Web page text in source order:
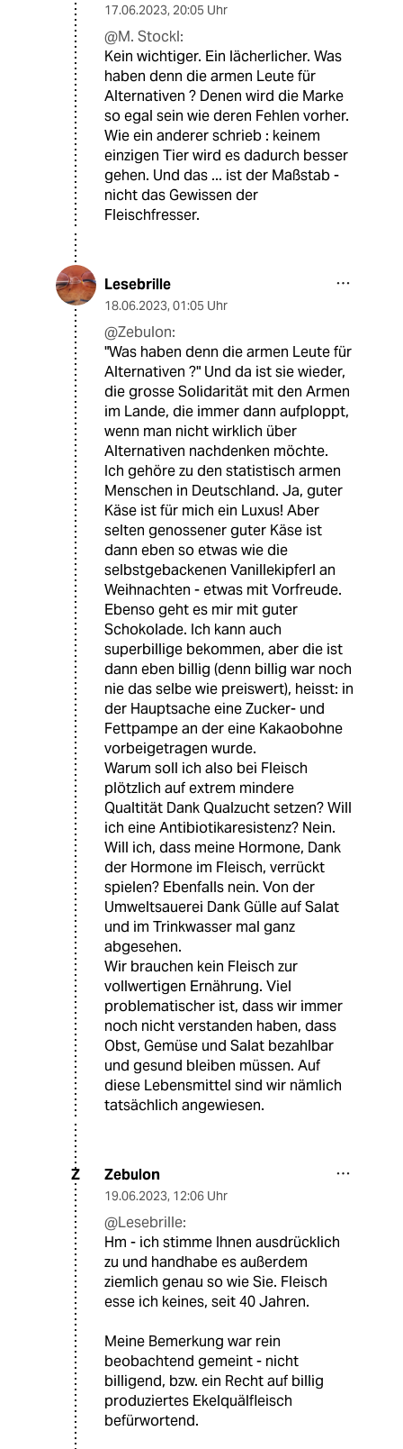
17.06.2023, 20:05 Uhr
@M. Stockl:
Kein wichtiger. Ein lächerlicher. Was
haben denn die armen Leute für
Alternativen ? Denen wird die Marke
so egal sein wie deren Fehlen vorher.
Wie ein anderer schrieb : keinem
einzigen Tier wird es dadurch besser
gehen. Und das ... ist der Maßstab -
nicht das Gewissen der
Fleischfresser.
Lesebrille
18.06.2023, 01:05 Uhr
@Zebulon:
"Was haben denn die armen Leute für
Alternativen ?" Und da ist sie wieder,
die grosse Solidarität mit den Armen
im Lande, die immer dann aufploppt,
wenn man nicht wirklich über
Alternativen nachdenken möchte.
Ich gehöre zu den statistisch armen
Menschen in Deutschland. Ja, guter
Käse ist für mich ein Luxus! Aber
selten genossener guter Käse ist
dann eben so etwas wie die
selbstgebackenen Vanillekipferl an
Weihnachten - etwas mit Vorfreude.
Ebenso geht es mir mit guter
Schokolade. Ich kann auch
superbillige bekommen, aber die ist
dann eben billig (denn billig war noch
nie das selbe wie preiswert), heisst: in
der Hauptsache eine Zucker- und
Fettpampe an der eine Kakaobohne
vorbeigetragen wurde.
Warum soll ich also bei Fleisch
plötzlich auf extrem mindere
Qualtität Dank Qualzucht setzen? Will
ich eine Antibiotikaresistenz? Nein.
Will ich, dass meine Hormone, Dank
der Hormone im Fleisch, verrückt
spielen? Ebenfalls nein. Von der
Umweltsauerei Dank Gülle auf Salat
und im Trinkwasser mal ganz
abgesehen.
Wir brauchen kein Fleisch zur
vollwertigen Ernährung. Viel
problematischer ist, dass wir immer
noch nicht verstanden haben, dass
Obst, Gemüse und Salat bezahlbar
und gesund bleiben müssen. Auf
diese Lebensmittel sind wir nämlich
tatsächlich angewiesen.
Z Zebulon
19.06.2023, 12:06 Uhr
@Lesebrille:
Hm - ich stimme Ihnen ausdrücklich
zu und handhabe es außerdem
ziemlich genau so wie Sie. Fleisch
esse ich keines, seit 40 Jahren.
Meine Bemerkung war rein
beobachtend gemeint - nicht
billigend, bzw. ein Recht auf billig
produziertes Ekelquälfleisch
befürwortend.